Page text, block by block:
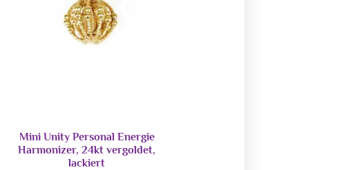
Mini Unity Personal Energie
Harmonizer, 24kt vergoldet,
lackiert